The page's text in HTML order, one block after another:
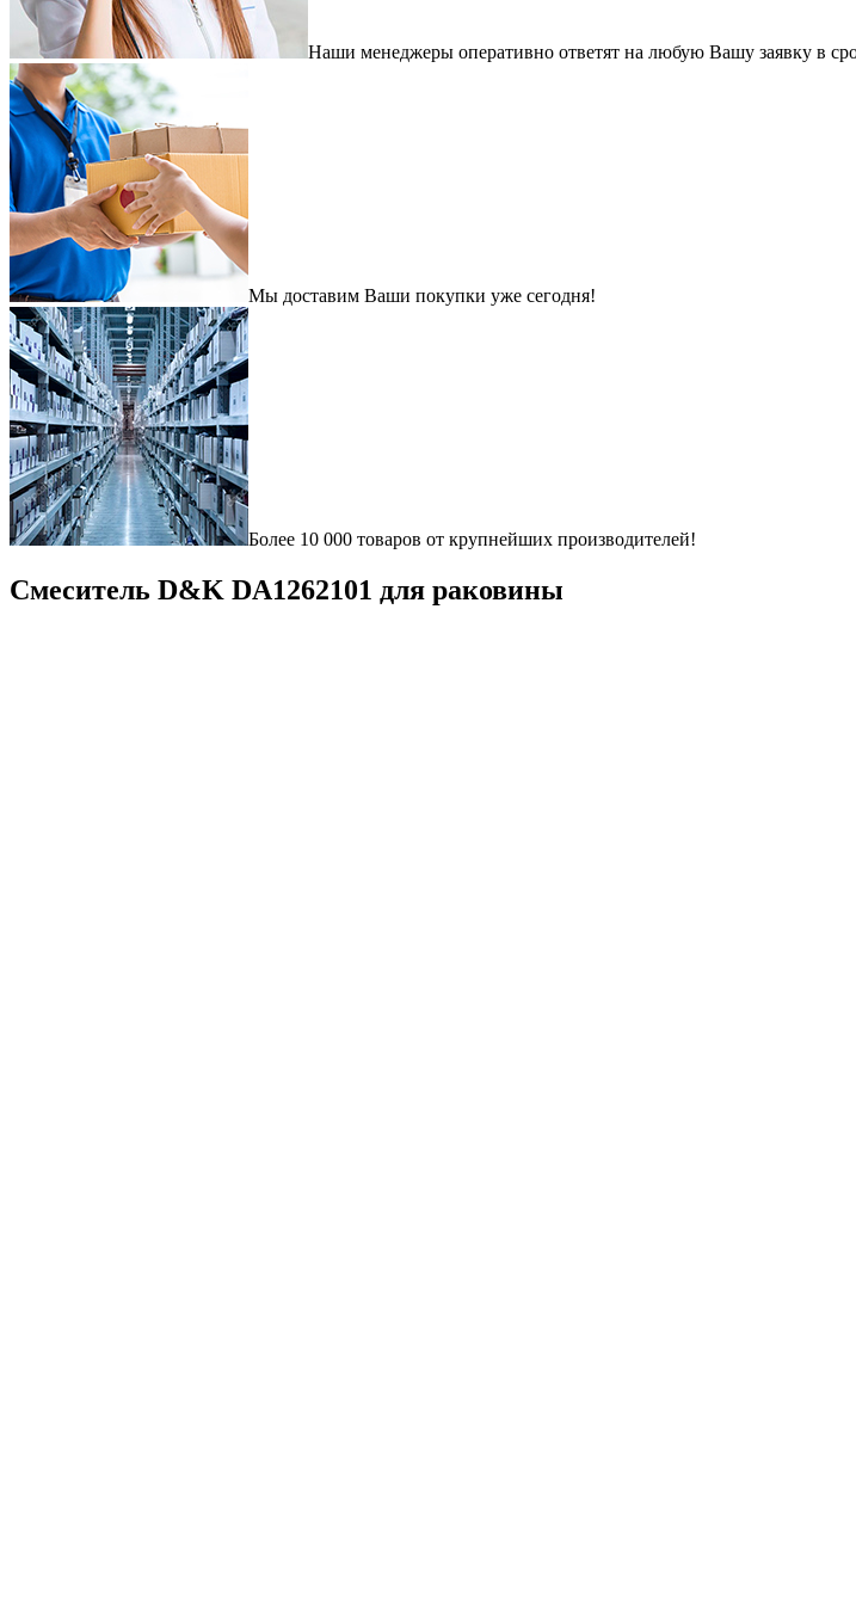
Наши менеджеры оперативно ответят на любую Вашу заявку в
Мы доставим Ваши покупки уже сегодня!
Более 10 000 товаров от крупнейших производителей!
Смеситель D&K DA1262101 для раковины